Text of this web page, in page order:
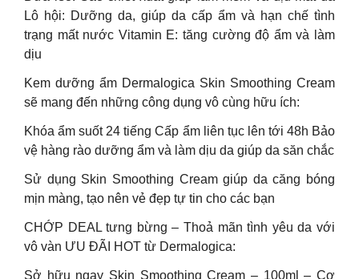
Lô hội: Dưỡng da, giúp da cấp ẩm và hạn chế tình
trạng mất nước Vitamin E: tăng cường độ ẩm và làm
dịu
Kem dưỡng ẩm Dermalogica Skin Smoothing Cream
sẽ mang đến những công dụng vô cùng hữu ích:
Khóa ẩm suốt 24 tiếng Cấp ẩm liên tục lên tới 48h Bảo
vệ hàng rào dưỡng ẩm và làm dịu da giúp da săn chắc
Sử dụng Skin Smoothing Cream giúp da căng bóng
mịn màng, tạo nên vẻ đẹp tự tin cho các bạn
CHỚP DEAL tưng bừng – Thoả mãn tình yêu da với
vô vàn ƯU ĐÃI HOT từ Dermalogica:
Sở hữu ngay Skin Smoothing Cream – 100ml – Cơ